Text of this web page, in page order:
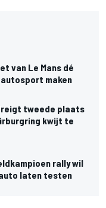
van Le Mans dé
maken
tweede plaats
kwijt te
rally wil
laten testen